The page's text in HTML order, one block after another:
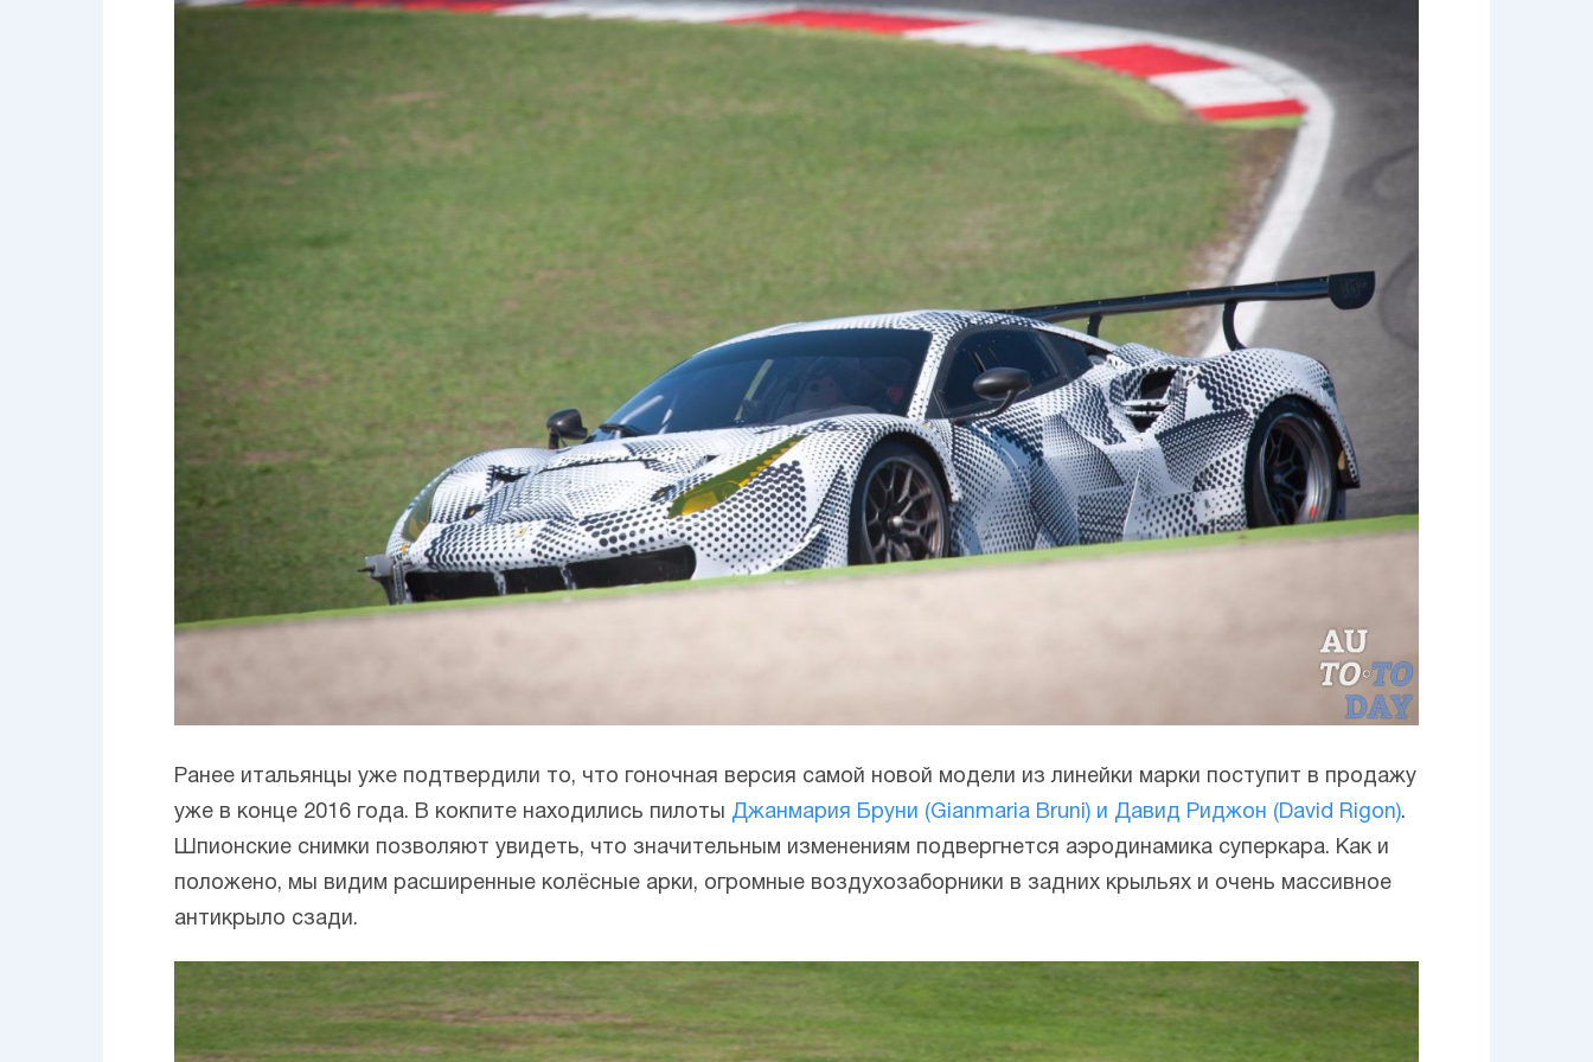
Ранее итальянцы уже подтвердили то, что гоночная версия самой новой модели из линейки марки поступит в продажу
уже в конце 2016 года. В кокпите находились пилоты Джанмария Бруни (Gianmaria Bruni) и Давид Риджон (David Rigon).
Шпионские снимки позволяют увидеть, что значительным изменениям подвергнется аэродинамика суперкара. Как и
положено, мы видим расширенные колёсные арки, огромные воздухозаборники в задних крыльях и очень массивное
антикрыло сзади.